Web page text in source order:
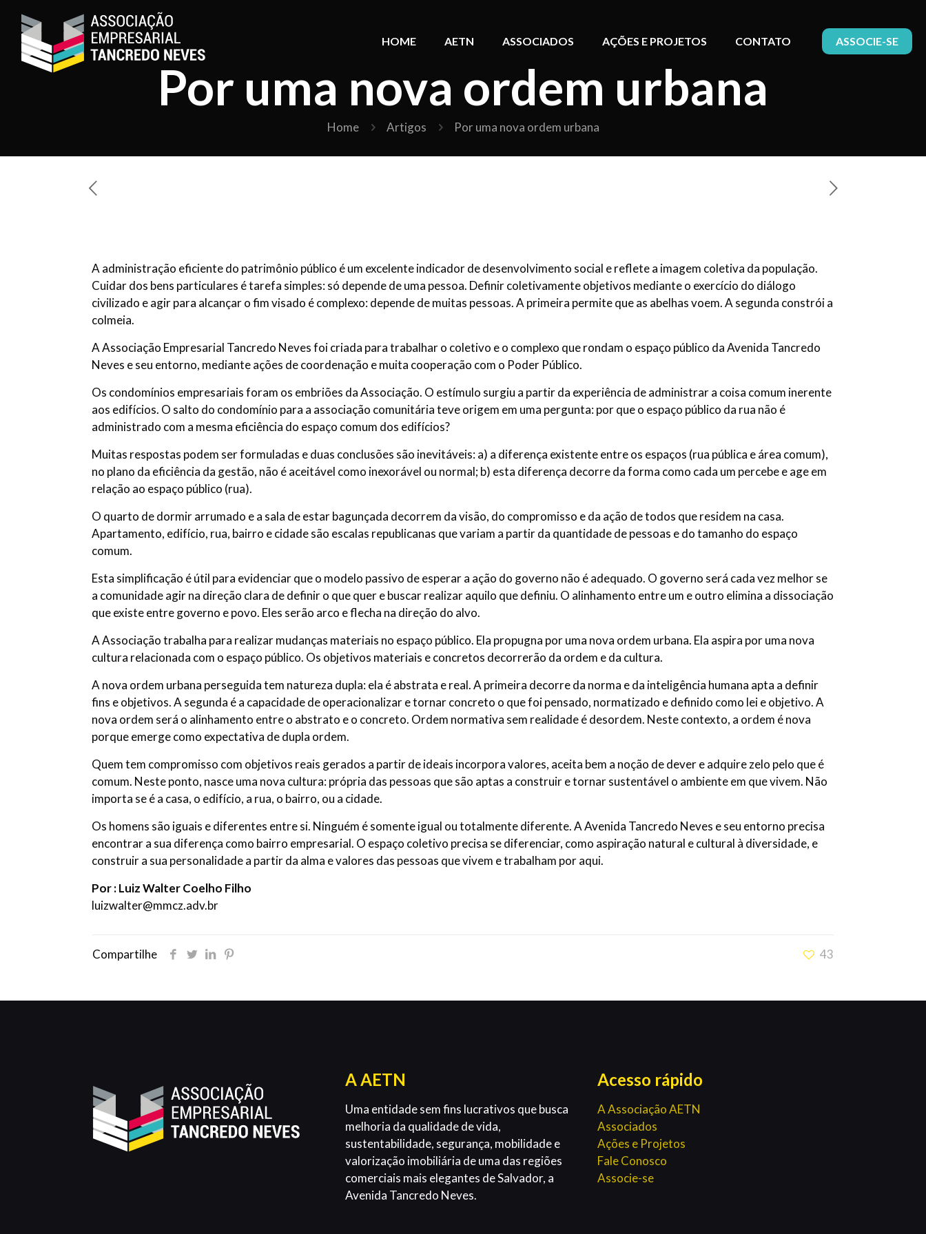
HOME AETN ASSOCIADOS AÇÕES E PROJETOS CONTATO ASSOCIE-SE
Por uma nova ordem urbana
Home Artigos Por uma nova ordem urbana
A administração eficiente do patrimônio público é um excelente indicador de desenvolvimento social e reflete a imagem coletiva da população.
Cuidar dos bens particulares é tarefa simples: só depende de uma pessoa. Definir coletivamente objetivos mediante o exercício do diálogo
civilizado e agir para alcançar o fim visado é complexo: depende de muitas pessoas. A primeira permite que as abelhas voem. A segunda constrói a
colmeia.
A Associação Empresarial Tancredo Neves foi criada para trabalhar o coletivo e o complexo que rondam o espaço público da Avenida Tancredo
Neves e seu entorno, mediante ações de coordenação e muita cooperação com o Poder Público.
Os condomínios empresariais foram os embriões da Associação. O estímulo surgiu a partir da experiência de administrar a coisa comum inerente
aos edifícios. O salto do condomínio para a associação comunitária teve origem em uma pergunta: por que o espaço público da rua não é
administrado com a mesma eficiência do espaço comum dos edifícios?
Muitas respostas podem ser formuladas e duas conclusões são inevitáveis: a) a diferença existente entre os espaços (rua pública e área comum),
no plano da eficiência da gestão, não é aceitável como inexorável ou normal; b) esta diferença decorre da forma como cada um percebe e age em
relação ao espaço público (rua).
O quarto de dormir arrumado e a sala de estar bagunçada decorrem da visão, do compromisso e da ação de todos que residem na casa.
Apartamento, edifício, rua, bairro e cidade são escalas republicanas que variam a partir da quantidade de pessoas e do tamanho do espaço
comum.
Esta simplificação é útil para evidenciar que o modelo passivo de esperar a ação do governo não é adequado. O governo será cada vez melhor se
a comunidade agir na direção clara de definir o que quer e buscar realizar aquilo que definiu. O alinhamento entre um e outro elimina a dissociação
que existe entre governo e povo. Eles serão arco e flecha na direção do alvo.
A Associação trabalha para realizar mudanças materiais no espaço público. Ela propugna por uma nova ordem urbana. Ela aspira por uma nova
cultura relacionada com o espaço público. Os objetivos materiais e concretos decorrerão da ordem e da cultura.
A nova ordem urbana perseguida tem natureza dupla: ela é abstrata e real. A primeira decorre da norma e da inteligência humana apta a definir
fins e objetivos. A segunda é a capacidade de operacionalizar e tornar concreto o que foi pensado, normatizado e definido como lei e objetivo. A
nova ordem será o alinhamento entre o abstrato e o concreto. Ordem normativa sem realidade é desordem. Neste contexto, a ordem é nova
porque emerge como expectativa de dupla ordem.
Quem tem compromisso com objetivos reais gerados a partir de ideais incorpora valores, aceita bem a noção de dever e adquire zelo pelo que é
comum. Neste ponto, nasce uma nova cultura: própria das pessoas que são aptas a construir e tornar sustentável o ambiente em que vivem. Não
importa se é a casa, o edifício, a rua, o bairro, ou a cidade.
Os homens são iguais e diferentes entre si. Ninguém é somente igual ou totalmente diferente. A Avenida Tancredo Neves e seu entorno precisa
encontrar a sua diferença como bairro empresarial. O espaço coletivo precisa se diferenciar, como aspiração natural e cultural à diversidade, e
construir a sua personalidade a partir da alma e valores das pessoas que vivem e trabalham por aqui.
Por : Luiz Walter Coelho Filho
luizwalter@mmcz.adv.br
Compartilhe 43
A AETN
Uma entidade sem fins lucrativos que busca
melhoria da qualidade de vida,
sustentabilidade, segurança, mobilidade e
valorização imobiliária de uma das regiões
comerciais mais elegantes de Salvador, a
Avenida Tancredo Neves.
Acesso rápido
A Associação AETN
Associados
Ações e Projetos
Fale Conosco
Associe-se